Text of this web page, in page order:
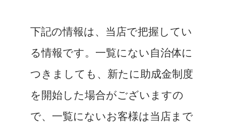
下記の情報は、当店で把握してい
る情報です。一覧にない自治体に
つきましても、新たに助成金制度
を開始した場合がございますの
で、一覧にないお客様は当店まで